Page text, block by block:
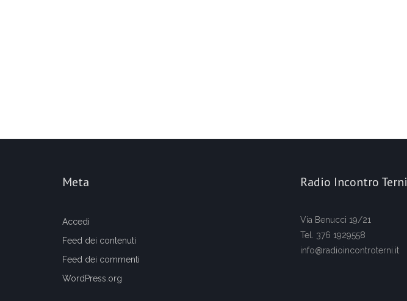
Meta
Accedi
Feed dei contenuti
Feed dei commenti
WordPress.org
Radio Incontro Terni
Via Benucci 19/21
Tel. 376 1929558
info@radioincontroterni.it